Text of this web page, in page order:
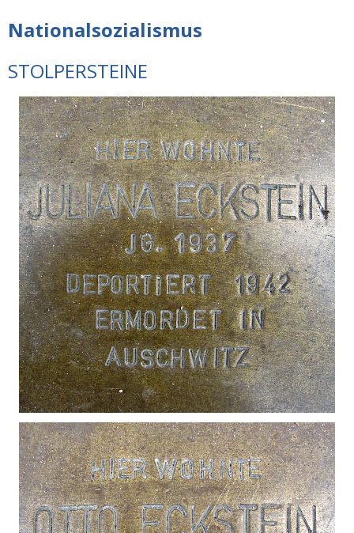
Nationalsozialismus
STOLPERSTEINE